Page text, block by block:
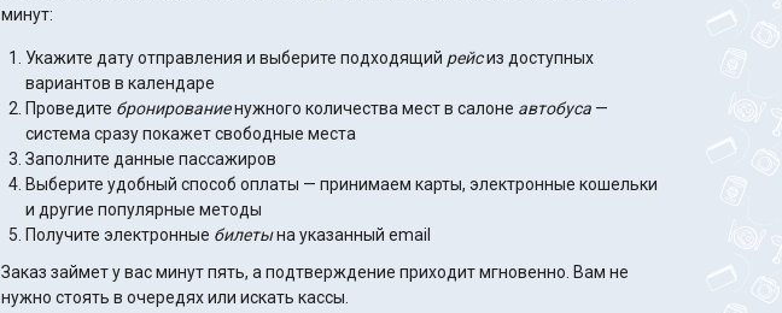
минут:
Укажите дату отправления и выберите подходящий рейсиз доступных
вариантов в календаре
Проведите бронированиенужного количества мест в салоне автобуса —
система сразу покажет свободные места
Заполните данные пассажиров
Выберите удобный способ оплаты — принимаем карты, электронные кошельки
и другие популярные методы
Получите электронные билетына указанный email
Заказ займет у вас минут пять, а подтверждение приходит мгновенно. Вам не
нужно стоять в очередях или искать кассы.